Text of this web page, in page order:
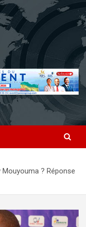
? Réponse